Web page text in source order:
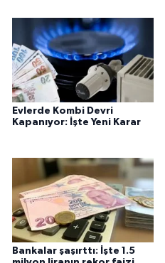
Evlerde Kombi Devri
Kapanıyor: İşte Yeni Karar
Bankalar şaşırttı: İşte 1.5